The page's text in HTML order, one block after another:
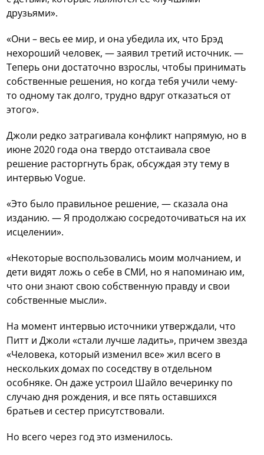
друзьями».
«Они – весь ее мир, и она убедила их, что Брэд
нехороший человек, — заявил третий источник. —
Теперь они достаточно взрослы, чтобы принимать
собственные решения, но когда тебя учили чему-
то одному так долго, трудно вдруг отказаться от
этого».
Джоли редко затрагивала конфликт напрямую, но в
июне 2020 года она твердо отстаивала свое
решение расторгнуть брак, обсуждая эту тему в
интервью Vogue.
«Это было правильное решение, — сказала она
изданию. — Я продолжаю сосредоточиваться на их
исцелении».
«Некоторые воспользовались моим молчанием, и
дети видят ложь о себе в СМИ, но я напоминаю им,
что они знают свою собственную правду и свои
собственные мысли».
На момент интервью источники утверждали, что
Питт и Джоли «стали лучше ладить», причем звезда
«Человека, который изменил все» жил всего в
нескольких домах по соседству в отдельном
особняке. Он даже устроил Шайло вечеринку по
случаю дня рождения, и все пять оставшихся
братьев и сестер присутствовали.
Но всего через год это изменилось.